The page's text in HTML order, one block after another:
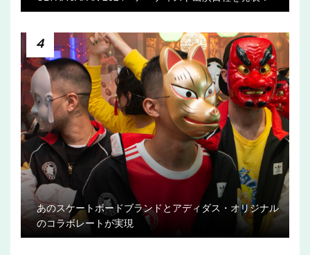
4
あのスケートボードブランドとアディダス・オリジナル
のコラボレートが実現